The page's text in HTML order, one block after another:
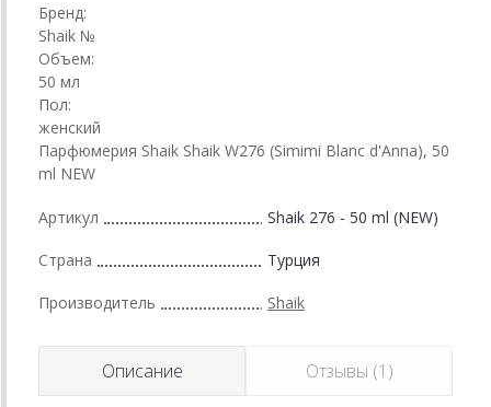
Бренд:
Shaik №
Объем:
50 мл
Пол:
женский
Парфюмерия Shaik Shaik W276 (Simimi Blanc d'Anna), 50
ml NEW
Артикул Shaik 276 - 50 ml (NEW)
Страна Турция
Производитель Shaik
Описание Отзывы (1)